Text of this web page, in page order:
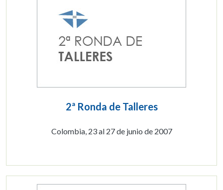
2ª Ronda de Talleres
Colombia, 23 al 27 de junio de 2007